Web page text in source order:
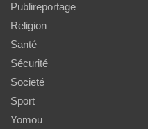
Publireportage
Religion
Santé
Sécurité
Societé
Sport
Yomou